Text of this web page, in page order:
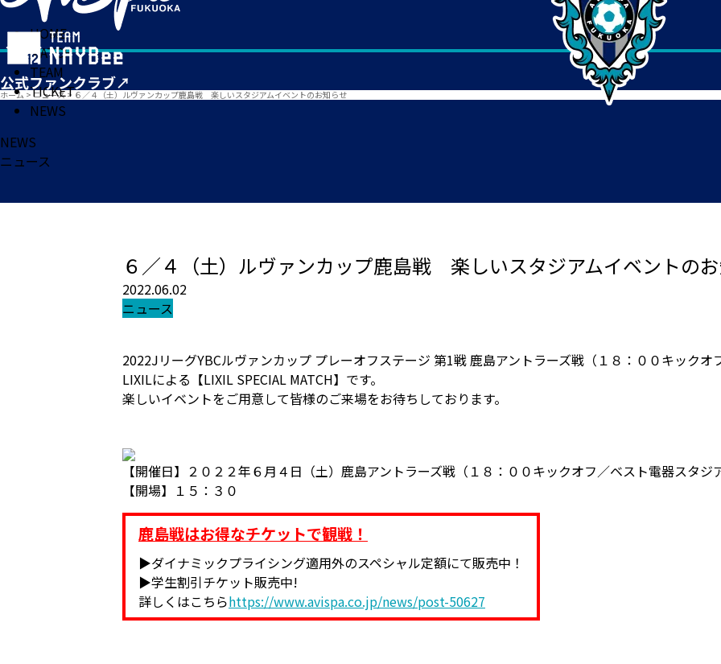
HOME
MATCH
TEAM
TICKET
NEWS
ホーム > ニュース> ６／４（土）ルヴァンカップ鹿島戦 楽しいスタジアムイベントのお知らせ
NEWS
ニュース
６／４（土）ルヴァンカップ鹿島戦 楽しいスタジアムイベントの
2022.06.02
ニュース
2022JリーグYBCルヴァンカップ プレーオフステージ 第1戦 鹿島アントラーズ戦（１８：００キック
LIXILによる【LIXIL SPECIAL MATCH】です。
楽しいイベントをご用意して皆様のご来場をお待ちしております。
【開催日】２０２２年６月４日（土）鹿島アントラーズ戦（１８：００キックオフ／ベスト電器スタジ
【開場】１５：３０
鹿島戦はお得なチケットで観戦！
▶ダイナミックプライシング適用外のスペシャル定額にて販売中！
▶学生割引チケット販売中!
詳しくはこちらhttps://www.avispa.co.jp/news/post-50627